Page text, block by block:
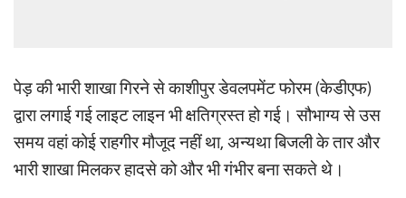
पेड़ की भारी शाखा गिरने से काशीपुर डेवलपमेंट फोरम (केडीएफ)
द्वारा लगाई गई लाइट लाइन भी क्षतिग्रस्त हो गई। सौभाग्य से उस
समय वहां कोई राहगीर मौजूद नहीं था, अन्यथा बिजली के तार और
भारी शाखा मिलकर हादसे को और भी गंभीर बना सकते थे।